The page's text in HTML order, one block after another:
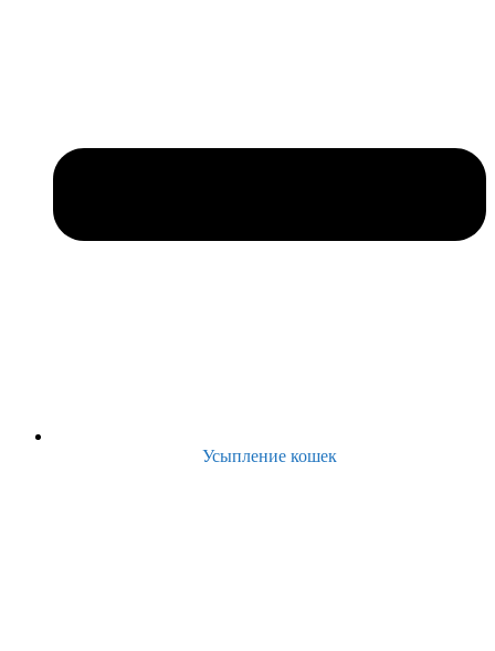
Усыпление кошек